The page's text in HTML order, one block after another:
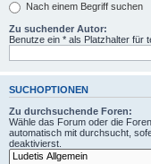
Nach einem Begriff suchen
Zu suchender Autor:
Benutze ein * als Platzhalter für
SUCHOPTIONEN
Zu durchsuchende Foren:
Wähle das Forum oder die
automatisch mit durchsucht,
deaktivierst.